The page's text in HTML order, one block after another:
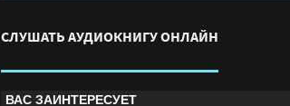
СЛУШАТЬ АУДИОКНИГУ ОНЛАЙН